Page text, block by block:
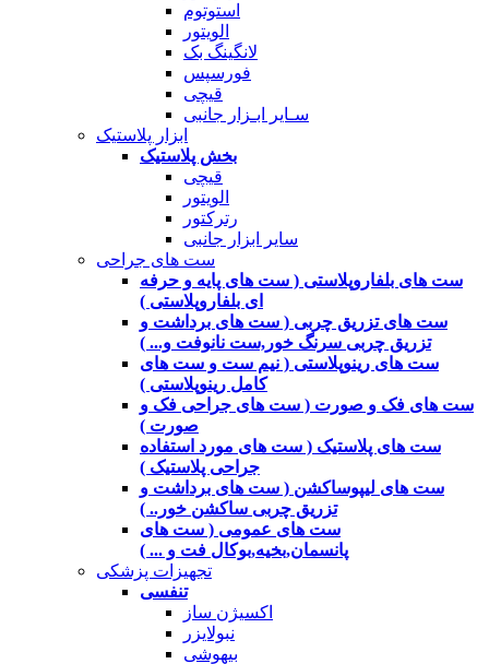
استوتوم
الویتور
لانگینگ بک
فورسپس
قیچی
سـایر ابـزار جانبی
ابزار پلاستیک
بخش پلاستیک
قیچی
الویتور
رترکتور
سایر ابزار جانبی
ست های جراحی
ست های بلفاروپلاستی ( ست های پایه و حرفه
ای بلفاروپلاستی )
ست های تزریق چربی ( ست های برداشت و
تزریق چربی سرنگ خور,ست نانوفت و... )
ست های رینوپلاستی ( نیم ست و ست های
کامل رینوپلاستی )
ست های فک و صورت ( ست های جراحی فک و
صورت )
ست های پلاستیک ( ست های مورد استفاده
جراحی پلاستیک )
ست های لیپوساکشن ( ست های برداشت و
تزریق چربی ساکشن خور.. )
ست های عمومی ( ست های
پانسمان,بخیه,بوکال فت و ... )
تجهیزات پزشکی
تنفسی
اکسیژن ساز
نبولایزر
بیهوشی